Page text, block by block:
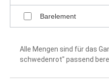
Barelement
Alle Mengen sind für das
schwedenrot" passend